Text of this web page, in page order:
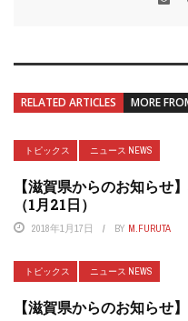
RELATED ARTICLES MORE
トピックス ニュース NEWS
【滋賀県からのお知らせ
（1月21日）
2018年1月17日 BY M.FURUTA
トピックス ニュース NEWS
【滋賀県からのお知らせ